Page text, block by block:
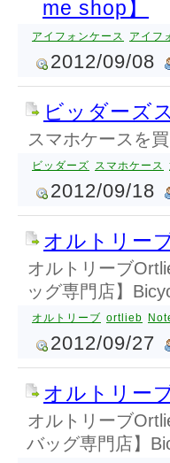
me shop】
アイフォンケース アイフ
2012/09/08
ビッダーズ
スマホケースを
ビッダーズ スマホケース
2012/09/18
オルトリー
オルトリーブ
ッグ専門店】
オルトリーブ ortlieb
2012/09/27
オルトリー
オルトリーブ
バッグ専門店】